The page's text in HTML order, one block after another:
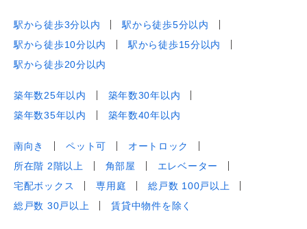
駅から徒歩3分以内
駅から徒歩5分以内
駅から徒歩10分以内
駅から徒歩15分以内
駅から徒歩20分以内
築年数25年以内
築年数30年以内
築年数35年以内
築年数40年以内
南向き ペット可
オートロック
所在階 2階以上
角部屋
エレベーター
宅配ボックス
専用庭
総戸数 100戸以上
総戸数 30戸以上
賃貸中物件を除く